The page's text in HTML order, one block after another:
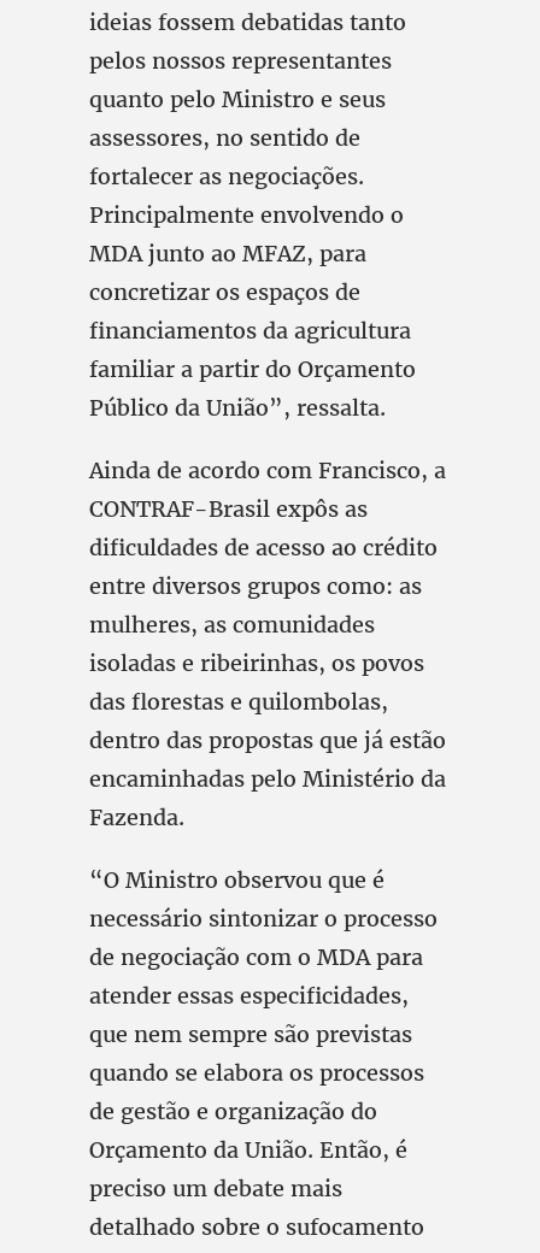
ideias fossem debatidas tanto
pelos nossos representantes
quanto pelo Ministro e seus
assessores, no sentido de
fortalecer as negociações.
Principalmente envolvendo o
MDA junto ao MFAZ, para
concretizar os espaços de
financiamentos da agricultura
familiar a partir do Orçamento
Público da União”, ressalta.
Ainda de acordo com Francisco, a
CONTRAF-Brasil expôs as
dificuldades de acesso ao crédito
entre diversos grupos como: as
mulheres, as comunidades
isoladas e ribeirinhas, os povos
das florestas e quilombolas,
dentro das propostas que já estão
encaminhadas pelo Ministério da
Fazenda.
“O Ministro observou que é
necessário sintonizar o processo
de negociação com o MDA para
atender essas especificidades,
que nem sempre são previstas
quando se elabora os processos
de gestão e organização do
Orçamento da União. Então, é
preciso um debate mais
detalhado sobre o sufocamento